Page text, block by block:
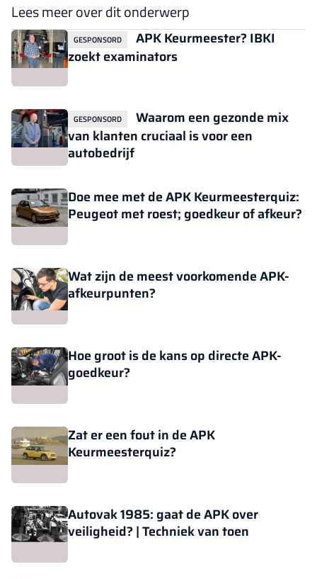
Lees meer over dit onderwerp
GESPONSORD
APK Keurmeester? IBKI
zoekt examinators
GESPONSORD
Waarom een gezonde mix
van klanten cruciaal is voor een
autobedrijf
Doe mee met de APK Keurmeesterquiz:
Peugeot met roest; goedkeur of afkeur?
Wat zijn de meest voorkomende APK-
afkeurpunten?
Hoe groot is de kans op directe APK-
goedkeur?
Zat er een fout in de APK
Keurmeesterquiz?
Autovak 1985: gaat de APK over
veiligheid? | Techniek van toen